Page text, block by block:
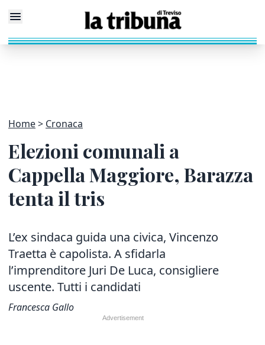
Home Cronaca
Elezioni comunali a
Cappella Maggiore, Barazza
tenta il tris
L’ex sindaca guida una civica, Vincenzo
Traetta è capolista. A sfidarla
l’imprenditore Juri De Luca, consigliere
uscente. Tutti i candidati
Francesca Gallo